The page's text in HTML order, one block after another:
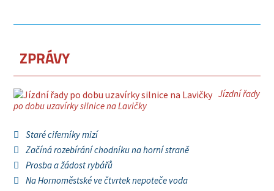
ZPRÁVY
Jízdní řady
po dobu uzavírky silnice na Lavičky
Staré ciferníky mizí
Začíná rozebírání chodníku na horní straně
Prosba a žádost rybářů
Na Hornoměstské ve čtvrtek nepoteče voda